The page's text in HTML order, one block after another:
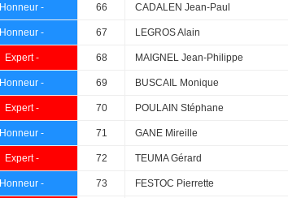
Honneur - 66 CADALEN Jean-Paul
Honneur - 67 LEGROS Alain
Expert - 68 MAIGNEL Jean-Philippe
Honneur - 69 BUSCAIL Monique
Expert - 70 POULAIN Stéphane
Honneur - 71 GANE Mireille
Expert - 72 TEUMA Gérard
Honneur - 73 FESTOC Pierrette